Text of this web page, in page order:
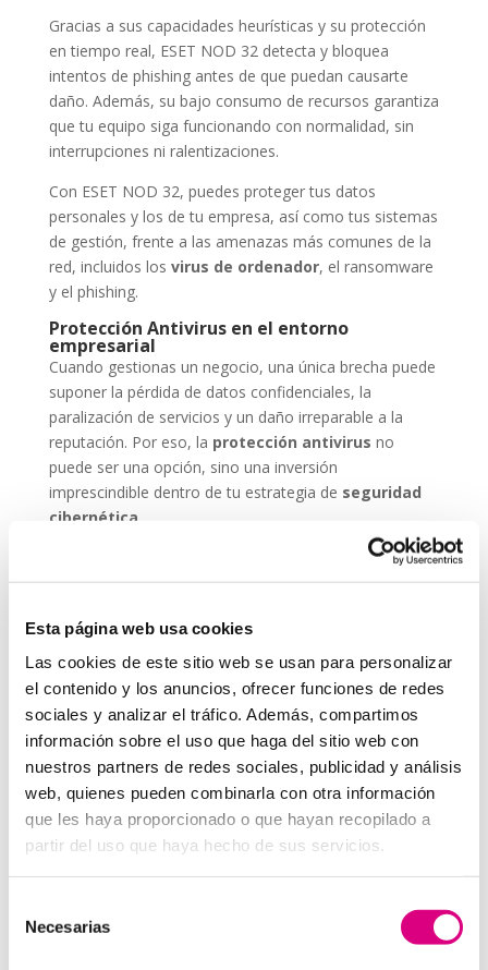
Esta página web usa cookies
Las cookies de este sitio web se usan para personalizar
el contenido y los anuncios, ofrecer funciones de redes
sociales y analizar el tráfico. Además, compartimos
información sobre el uso que haga del sitio web con
nuestros partners de redes sociales, publicidad y análisis
web, quienes pueden combinarla con otra información
que les haya proporcionado o que hayan recopilado a
partir del uso que haya hecho de sus servicios.
Necesarias
Gracias a sus capacidades heurísticas y su protección
en tiempo real, ESET NOD 32 detecta y bloquea
intentos de phishing antes de que puedan causarte
daño. Además, su bajo consumo de recursos garantiza
que tu equipo siga funcionando con normalidad, sin
interrupciones ni ralentizaciones.
Con ESET NOD 32, puedes proteger tus datos
personales y los de tu empresa, así como tus sistemas
de gestión, frente a las amenazas más comunes de la
red, incluidos los virus de ordenador, el ransomware
y el phishing.
Protección Antivirus en el entorno
empresarial
Cuando gestionas un negocio, una única brecha puede
suponer la pérdida de datos confidenciales, la
paralización de servicios y un daño irreparable a la
reputación. Por eso, la protección antivirus no
puede ser una opción, sino una inversión
imprescindible dentro de tu estrategia de seguridad
cibernética
ESET NOD 32 ofrece versiones adaptadas para
entornos empresariales, con consolas de
este modo, puedes garantizar que todos los
dispositivos de tu red estén seguros, actualizados y
libres de amenazas.
Grupo-System, ¿Quiénes somos?
EnSystem Network Communication, con más de
15 años de experiencia, disponemos de un equipo de
profesionales especializados para cada área de
negocio.Telefonía Virtual, Antivirus y Seguridad,
Marketing 2.0, Obras y Proyecto e International
Puedes contactar con nosotros en el
900 800 806o a